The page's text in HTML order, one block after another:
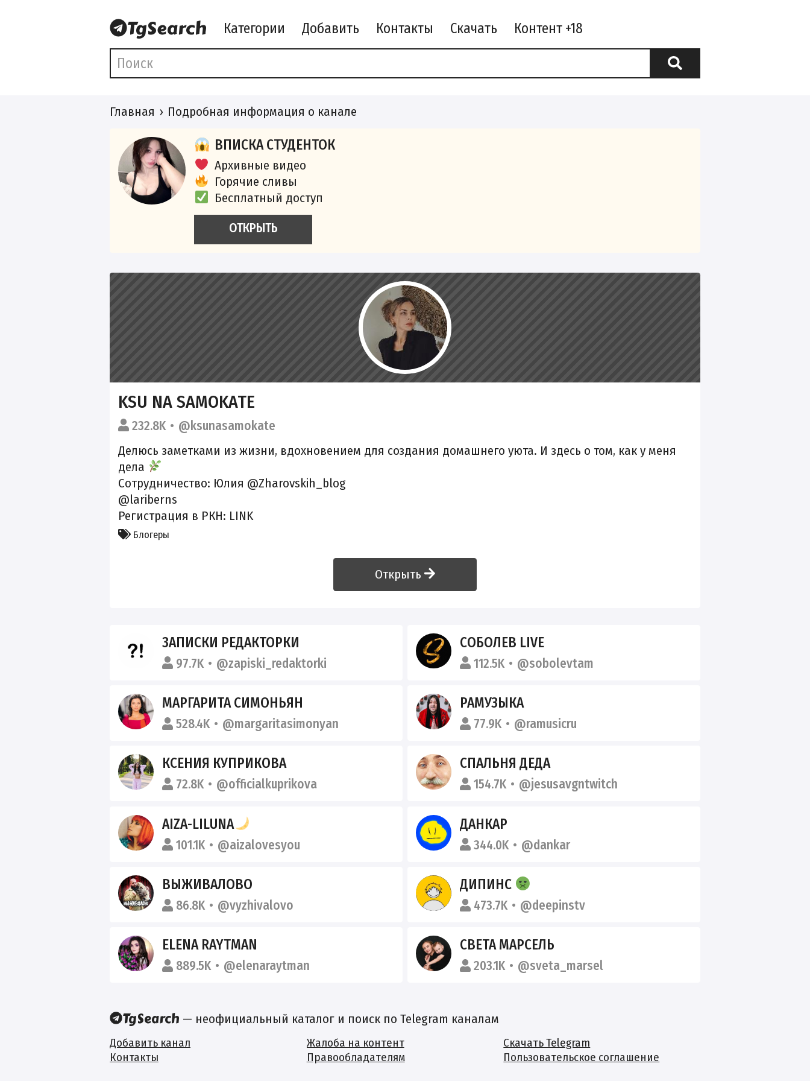
Категории Добавить Контакты Скачать
Главная Подробная информация о канале
ВПИСКА СТУДЕНТОК
Архивные видео
Горячие сливы
Бесплатный доступ
ОТКРЫТЬ
KSU NA SAMOKATE
232.8K
@ksunasamokate
Делюсь заметками из жизни, вдохновением для создания домашнего уюта. И здесь о том, как у меня
дела
Сотрудничество: Юлия @Zharovskih_blog
@lariberns
Регистрация в РКН: LINK
Блогеры
Открыть
ЗАПИСКИ РЕДАКТОРКИ
97.7K @zapiski_redaktorki
СОБОЛЕВ LIVE
112.5K @sobolevtam
МАРГАРИТА СИМОНЬЯН
528.4K @margaritasimonyan
РАМУЗЫКА
77.9K @ramusicru
КСЕНИЯ КУПРИКОВА
72.8K @officialkuprikova
СПАЛЬНЯ ДЕДА
154.7K @jesusavgntwitch
AIZA-LILUNA
101.1K @aizalovesyou
ДАНКАР
344.0K @dankar
ВЫЖИВАЛОВО
86.8K @vyzhivalovo
ДИПИНС
473.7K @deepinstv
ELENA RAYTMAN
889.5K @elenaraytman
СВЕТА МАРСЕЛЬ
203.1K @sveta_marsel
— неофициальный каталог и поиск по Telegram каналам
Добавить канал
Контакты
Жалоба на контент
Правообладателям
Скачать Telegram
Пользовательское соглашение